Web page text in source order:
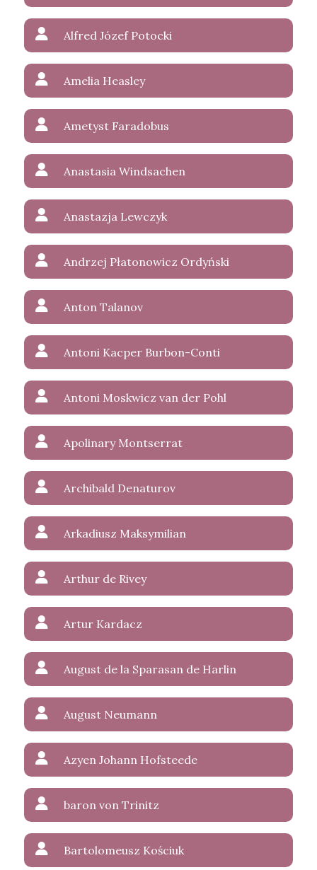
Alfred Józef Potocki
Amelia Heasley
Ametyst Faradobus
Anastasia Windsachen
Anastazja Lewczyk
Andrzej Płatonowicz Ordyński
Anton Talanov
Antoni Kacper Burbon-Conti
Antoni Moskwicz van der Pohl
Apolinary Montserrat
Archibald Denaturov
Arkadiusz Maksymilian
Arthur de Rivey
Artur Kardacz
August de la Sparasan de Harlin
August Neumann
Azyen Johann Hofsteede
baron von Trinitz
Bartolomeusz Kościuk